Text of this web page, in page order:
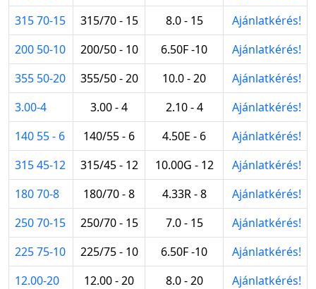
315 70-15
315/70 - 15 8.0 - 15
Ajánlatkérés!
200 50-10
200/50 - 10 6.50F -10
Ajánlatkérés!
355 50-20
355/50 - 20 10.0 - 20
Ajánlatkérés!
3.00-4
3.00 - 4 2.10 - 4
Ajánlatkérés!
140 55 - 6
140/55 - 6 4.50E - 6
Ajánlatkérés!
315 45-12
315/45 - 12 10.00G - 12
Ajánlatkérés!
180 70-8
180/70 - 8 4.33R - 8
Ajánlatkérés!
250 70-15
250/70 - 15 7.0 - 15
Ajánlatkérés!
225 75-10
225/75 - 10 6.50F -10
Ajánlatkérés!
12.00-20
12.00 - 20 8.0 - 20
Ajánlatkérés!